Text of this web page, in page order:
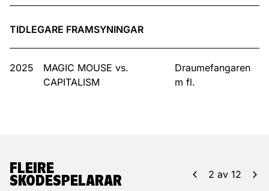
TIDLEGARE FRAMSYNINGAR
2025
MAGIC MOUSE vs.
CAPITALISM
Draumefangaren
m fl.
FLEIRE
SKODESPELARAR 2 av 12